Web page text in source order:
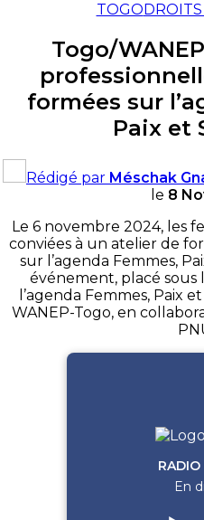
TOGO
Togo/
formées sur
Paix et
Rédigé par Méschak
le 8
Le 6 novembre 2024, les
conviées à un atelier de
sur l’agenda Femmes,
événement, placé
l’agenda Femmes, Paix
WANEP-Togo, en
RADIO
En